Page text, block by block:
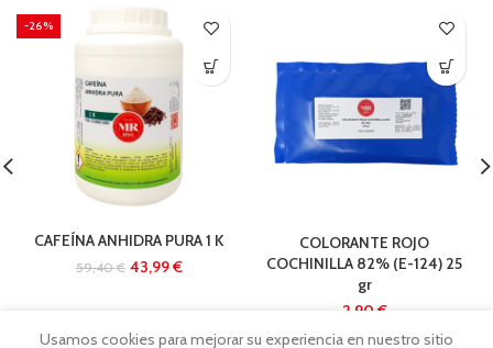
-26%
CAFEÍNA ANHIDRA PURA 1 K
59,40€ 43,99€
COLORANTE ROJO
COCHINILLA 82% (E-124) 25
gr
€
Usamos cookies para mejorar su experiencia en nuestro sitio